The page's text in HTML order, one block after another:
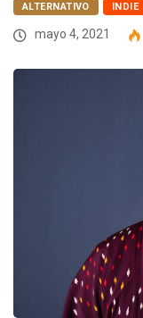
ALTERNATIVO INDIE
mayo 4, 2021